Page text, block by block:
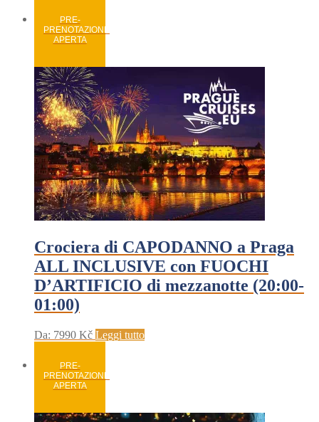
PRE-
PRENOTAZIONE
APERTA
Crociera di CAPODANNO a Praga
ALL INCLUSIVE con FUOCHI
D’ARTIFICIO di mezzanotte (20:00-
01:00)
Da: 7990 Kč Leggi tutto
PRE-
PRENOTAZIONE
APERTA